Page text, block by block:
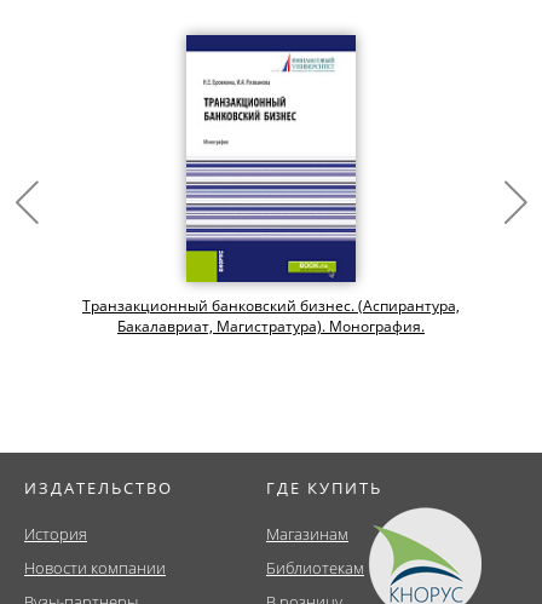
Транзакционный банковский бизнес. (Аспирантура,
Бакалавриат, Магистратура). Монография.
ИЗДАТЕЛЬСТВО
История
Новости компании
ГДЕ КУПИТЬ
Магазинам
Библиотекам